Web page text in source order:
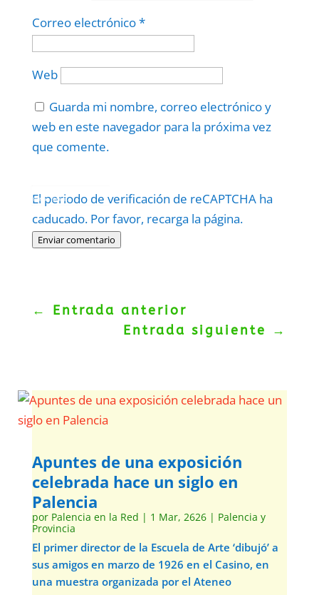
Correo electrónico*
Web
Guarda mi nombre, correo electrónico y
web en este navegador para la próxima vez
que comente.
El periodo de verificación de reCAPTCHA ha
caducado. Por favor, recarga la página.
Enviar comentario
Politica–Términos.
← Entrada anterior
Entrada siguiente
→
Apuntes de una exposición
celebrada hace un siglo en
Palencia
por Palencia en la Red | 1 Mar, 2626| Palencia y
Provincia
El primer director de la Escuela de Arte ‘dibujó’ a
sus amigos en marzo de 1926 en el Casino, en
una muestra organizada por el Ateneo